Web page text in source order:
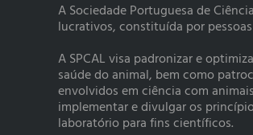
A Sociedade Portuguesa de
lucrativos, constituída por
A SPCAL visa padronizar e
saúde do animal, bem como
envolvidos em ciência com
implementar e divulgar os
laboratório para fins científicos.